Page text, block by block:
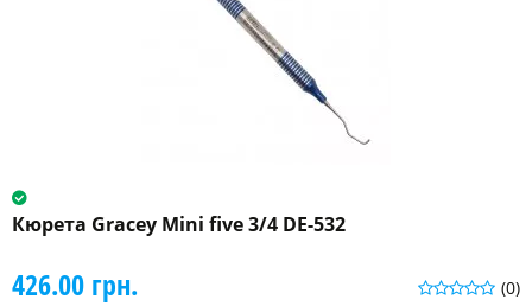
Кюрета Gracey Mini five 3/4 DE-532
(0)
426.00 грн.